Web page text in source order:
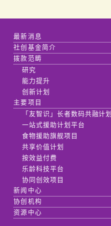
最新消息
社创基金简介
拨款范畴
研究
能力提升
创新计划
主要项目
「友智识」长者数码共融计划
一站式援助计划平台
食物援助旗舰项目
共享价值计划
按效益付费
乐龄科技平台
协同创效项目
新闻中心
协创机构
资源中心